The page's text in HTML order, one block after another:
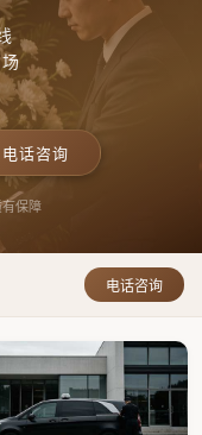
电话咨询
保障
电话咨询